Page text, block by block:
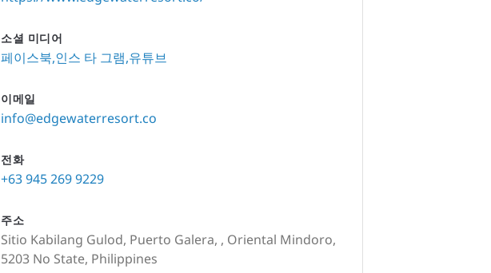
소셜 미디어
페이스북 인스 타 그램 유튜브
이메일
info@edgewaterresort.co
전화
+63 945 269 9229
주소
Sitio Kabilang Gulod, Puerto Galera, , Oriental Mindoro,
5203 No State, Philippines